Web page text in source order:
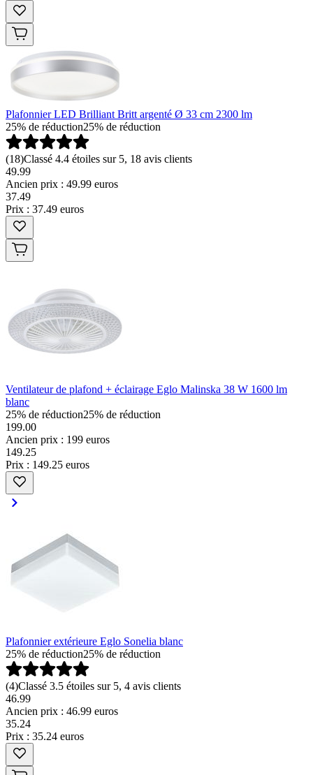
Plafonnier LED Brilliant Britt argenté Ø 33 cm 2300 lm
25% de réduction25% de réduction
(18)Classé 4.4 étoiles sur 5, 18 avis clients
49.99
Ancien prix : 49.99 euros
37.49
Prix : 37.49 euros
Ventilateur de plafond + éclairage Eglo Malinska 38 W 1600 lm
blanc
25% de réduction25% de réduction
199.00
Ancien prix : 199 euros
149.25
Prix : 149.25 euros
Plafonnier extérieure Eglo Sonelia blanc
25% de réduction25% de réduction
(4)Classé 3.5 étoiles sur 5, 4 avis clients
46.99
Ancien prix : 46.99 euros
35.24
Prix : 35.24 euros